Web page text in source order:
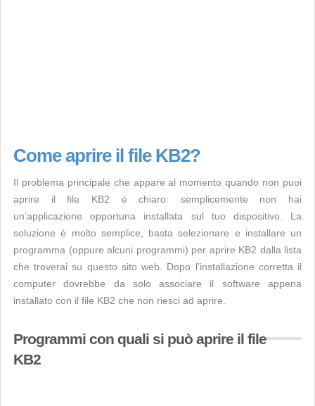
Come aprire il file KB2?
Il problema principale che appare al momento quando non puoi
aprire il file KB2 è chiaro: semplicemente non hai
un’applicazione opportuna installata sul tuo dispositivo. La
soluzione è molto semplice, basta selezionare e installare un
programma (oppure alcuni programmi) per aprire KB2 dalla lista
che troverai su questo sito web. Dopo l’installazione corretta il
computer dovrebbe da solo associare il software appena
installato con il file KB2 che non riesci ad aprire.
Programmi con quali si può aprire il file
KB2